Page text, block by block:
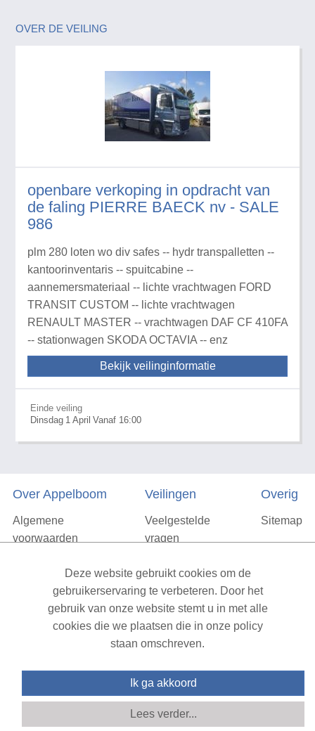
OVER DE VEILING
openbare verkoping in opdracht van
de faling PIERRE BAECK nv - SALE
986
plm 280 loten wo div safes -- hydr transpalletten --
kantoorinventaris -- spuitcabine --
aannemersmateriaal -- lichte vrachtwagen FORD
TRANSIT CUSTOM -- lichte vrachtwagen
RENAULT MASTER -- vrachtwagen DAF CF 410FA
-- stationwagen SKODA OCTAVIA -- enz
Bekijk veilinginformatie
Einde veiling
Dinsdag 1 April Vanaf 16:00
Over Appelboom
Algemene
voorwaarden
Vacatures
Contact
Veilingen
Veelgestelde
vragen
Overig
Sitemap
| All rights reserved v1.7.6 (NAD-WEB-1)
Deze website gebruikt cookies om de
gebruikerservaring te verbeteren. Door het
gebruik van onze website stemt u in met alle
cookies die we plaatsen die in onze policy
staan omschreven.
Ik ga akkoord
Lees verder...